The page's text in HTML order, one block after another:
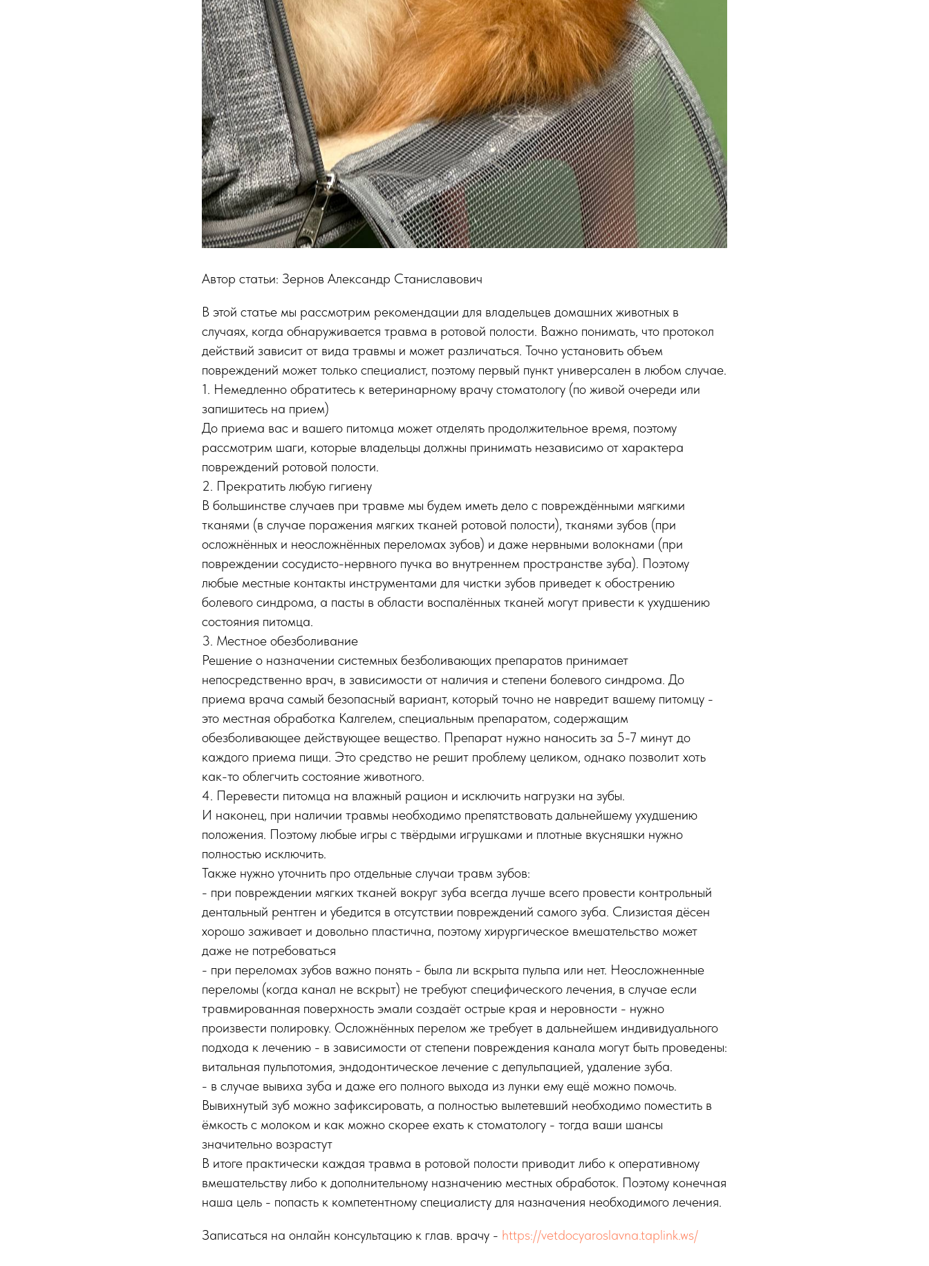
Автор статьи: Зернов Александр Станиславович
В этой статье мы рассмотрим рекомендации для владельцев домашних животных в
случаях, когда обнаруживается травма в ротовой полости. Важно понимать, что протокол
действий зависит от вида травмы и может различаться. Точно установить объем
повреждений может только специалист, поэтому первый пункт универсален в любом случае.
1. Немедленно обратитесь к ветеринарному врачу стоматологу (по живой очереди или
запишитесь на прием)
До приема вас и вашего питомца может отделять продолжительное время, поэтому
рассмотрим шаги, которые владельцы должны принимать независимо от характера
повреждений ротовой полости.
2. Прекратить любую гигиену
В большинстве случаев при травме мы будем иметь дело с повреждёнными мягкими
тканями (в случае поражения мягких тканей ротовой полости), тканями зубов (при
осложнённых и неосложнённых переломах зубов) и даже нервными волокнами (при
повреждении сосудисто-нервного пучка во внутреннем пространстве зуба). Поэтому
любые местные контакты инструментами для чистки зубов приведет к обострению
болевого синдрома, а пасты в области воспалённых тканей могут привести к ухудшению
состояния питомца.
3. Местное обезболивание
Решение о назначении системных безболивающих препаратов принимает
непосредственно врач, в зависимости от наличия и степени болевого синдрома. До
приема врача самый безопасный вариант, который точно не навредит вашему питомцу -
это местная обработка Калгелем, специальным препаратом, содержащим
обезболивающее действующее вещество. Препарат нужно наносить за 5-7 минут до
каждого приема пищи. Это средство не решит проблему целиком, однако позволит хоть
как-то облегчить состояние животного.
4. Перевести питомца на влажный рацион и исключить нагрузки на зубы.
И наконец, при наличии травмы необходимо препятствовать дальнейшему ухудшению
положения. Поэтому любые игры с твёрдыми игрушками и плотные вкусняшки нужно
полностью исключить.
Также нужно уточнить про отдельные случаи травм зубов:
- при повреждении мягких тканей вокруг зуба всегда лучше всего провести контрольный
дентальный рентген и убедится в отсутствии повреждений самого зуба. Слизистая дёсен
хорошо заживает и довольно пластична, поэтому хирургическое вмешательство может
даже не потребоваться
- при переломах зубов важно понять - была ли вскрыта пульпа или нет. Неосложненные
переломы (когда канал не вскрыт) не требуют специфического лечения, в случае если
травмированная поверхность эмали создаёт острые края и неровности - нужно
произвести полировку. Осложнённых перелом же требует в дальнейшем индивидуального
подхода к лечению - в зависимости от степени повреждения канала могут быть проведены:
витальная пульпотомия, эндодонтическое лечение с депульпацией, удаление зуба.
- в случае вывиха зуба и даже его полного выхода из лунки ему ещё можно помочь.
Вывихнутый зуб можно зафиксировать, а полностью вылетевший необходимо поместить в
ёмкость с молоком и как можно скорее ехать к стоматологу - тогда ваши шансы
значительно возрастут
В итоге практически каждая травма в ротовой полости приводит либо к оперативному
вмешательству либо к дополнительному назначению местных обработок. Поэтому конечная
наша цель - попасть к компетентному специалисту для назначения необходимого лечения.
Записаться на онлайн консультацию к глав. врачу - https://vetdocyaroslavna.taplink.ws/